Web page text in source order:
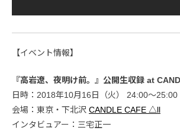
【イベント情報】
『高岩遼、夜明け前。』公開生収録 at
日時：2018年10月16日（火） 24:00～25:00
会場：東京・下北沢 CANDLE CAFE △ll
インタビュアー：三宅正一